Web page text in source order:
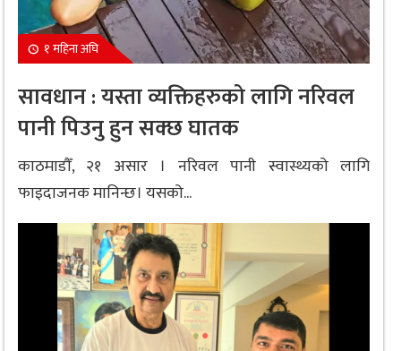
१ महिना अघि
सावधान : यस्ता व्यक्तिहरुको लागि नरिवल
पानी पिउनु हुन सक्छ घातक
काठमाडौँ, २१ असार । नरिवल पानी स्वास्थ्यको लागि
फाइदाजनक मानिन्छ। यसको...